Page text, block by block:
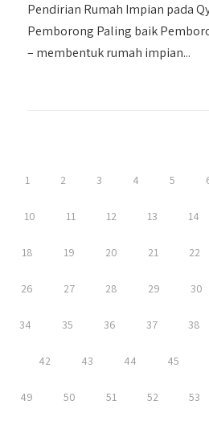
Pendirian Rumah Impian pada
Pemborong Paling baik
– membentuk rumah impian...
1 2 3 4 5
10 11 12 13 14
18 19 20 21 22
26 27 28 29 30
34 35 36 37 38
42 43 44 45
49 50 51 52 53